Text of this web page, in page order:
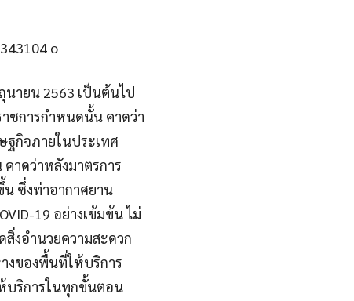
นายน 2563 เป็นต้นไป
ชการกำหนดนั้น คาดว่า
ฐกิจภายในประเทศ
าดว่าหลังมาตรการ
น ซึ่งท่าอากาศยาน
19 อย่างเข้มข้น ไม่
สิ่งอำนวยความสะดวก
งของพื้นที่ให้บริการ
บริการในทุกขั้นตอน